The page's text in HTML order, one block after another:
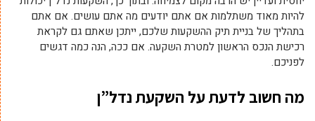
להיות מאוד משתלמות אם אתם יודעים מה אתם עושים. אם אתם
בתהליך של בניית תיק ההשקעות שלכם, ייתכן שאתם גם לקראת
רכישת הנכס הראשון למטרת השקעה. אם ככה, הנה כמה דגשים
לפניכם.
מה חשוב לדעת על השקעת נדל”ן